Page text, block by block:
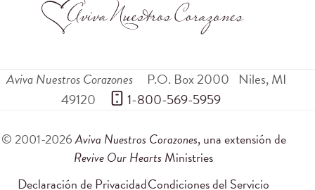
Aviva Nuestros Corazones P.O. Box 2000 Niles,MI
49120
1-800-569-5959
© 2001-2026Aviva Nuestros Corazones, una extensión de
Revive Our Hearts Ministries
Declaración de PrivacidadCondiciones del Servicio